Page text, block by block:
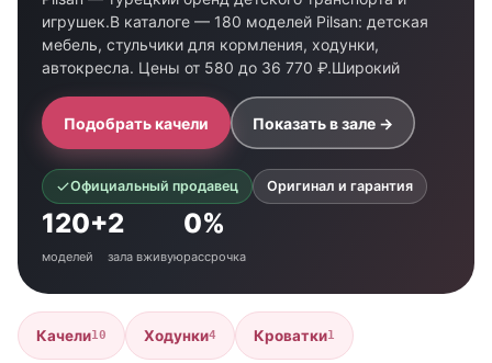
игрушек.В каталоге — 180 моделей Pilsan: детская
мебель, стульчики для кормления, ходунки,
автокресла. Цены от 580 до 36 770 ₽.Широкий
Подобрать качели Показать в зале →
Официальный продавец Оригинал и гарантия
120+
моделей
2
зала вживую
0%
рассрочка
Качели10 Ходунки4 Кроватки1